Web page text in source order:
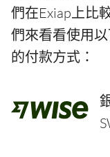
們在Exiap上比
們來看看使用
的付款方式：